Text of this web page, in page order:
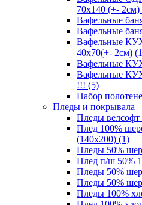
70х140 (+- 2см)
Вафельные
Вафельные
Вафельные
40х70(+- 2см)
Вафельные
Вафельные
!!! (5)
Набор
Пледы и покрывала
Пледы велсофт
Плед 100%
(140х200) (1)
Пледы 50%
Плед п/ш 50%
Пледы 50%
Пледы 50%
Пледы 100%